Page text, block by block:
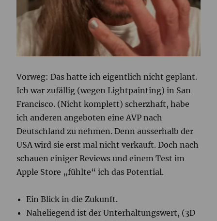
Vorweg: Das hatte ich eigentlich nicht geplant.
Ich war zufällig (wegen Lightpainting) in San
Francisco. (Nicht komplett) scherzhaft, habe
ich anderen angeboten eine AVP nach
Deutschland zu nehmen. Denn ausserhalb der
USA wird sie erst mal nicht verkauft. Doch nach
schauen einiger Reviews und einem Test im
Apple Store „fühlte“ ich das Potential.
Ein Blick in die Zukunft.
Naheliegend ist der Unterhaltungswert, (3D